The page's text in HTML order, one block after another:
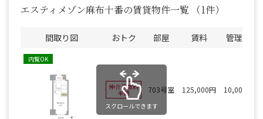
エスティメゾン麻布十番の賃貸物件一覧 （1件）
間取り図 おトク 部屋 賃料 管理費
内覧OK
仲介手数料
半額 703号室 125,000円 10,000円
スクロールできます